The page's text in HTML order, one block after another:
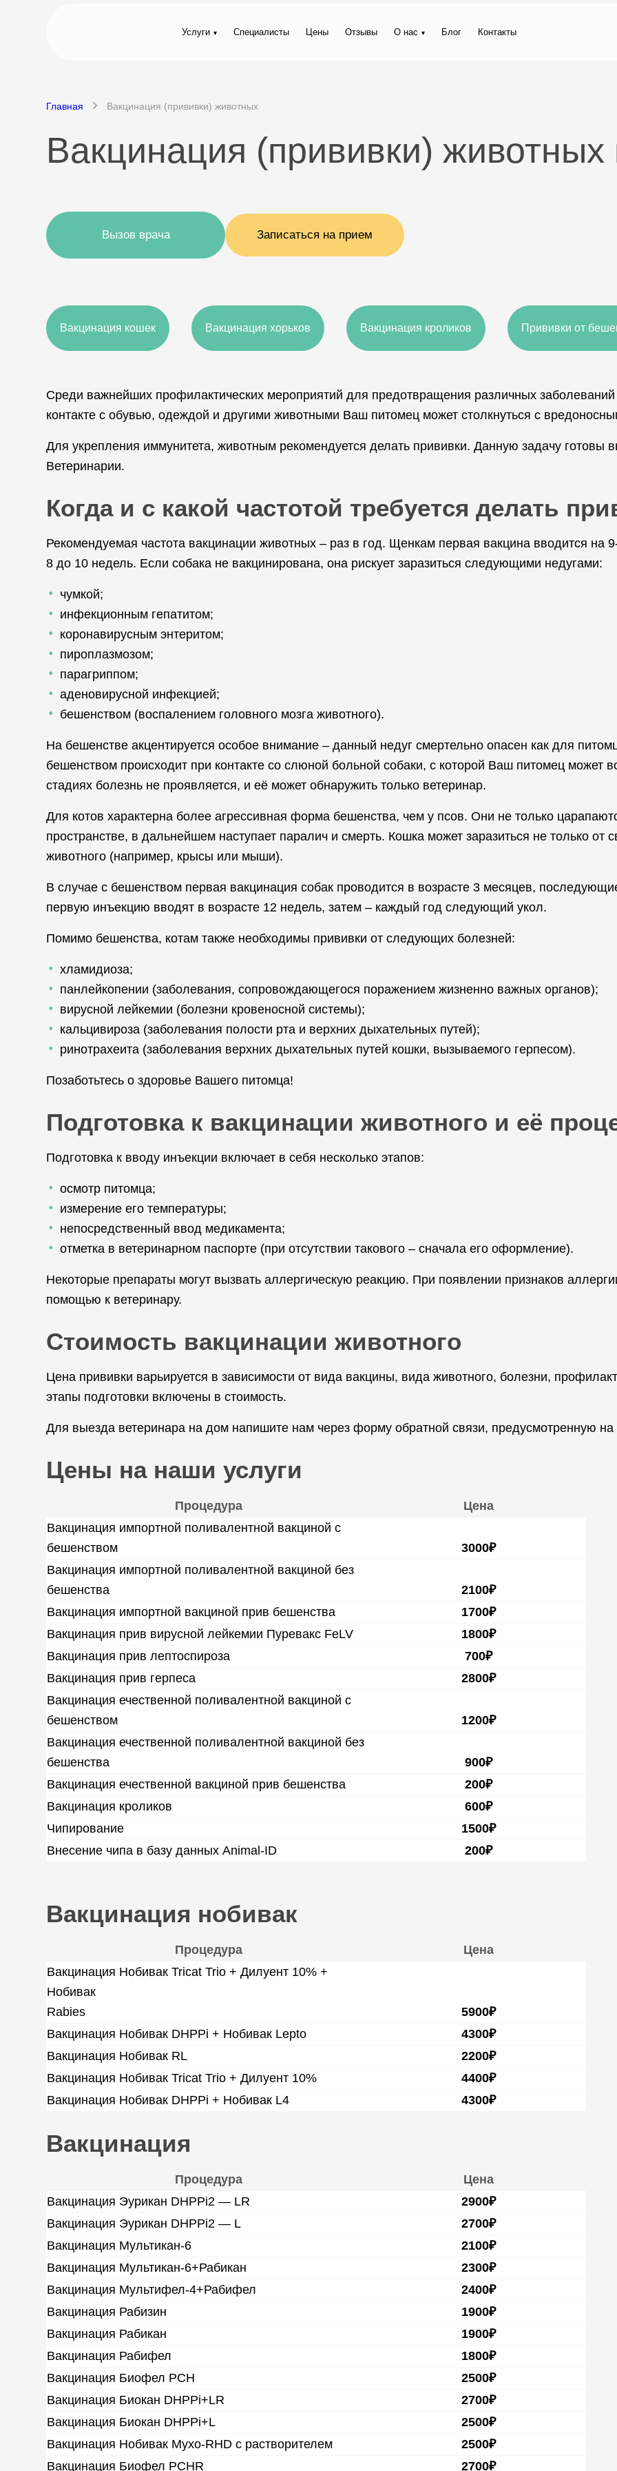
Услуги Специалисты Цены Отзывы О нас Блог Контакты
Главная Вакцинация (прививки) животных
Вакцинация (прививки)
Вызов врача Записаться на прием
Вакцинация кошек Вакцинация хорьков Вакцинация кроликов Прививки от
Среди важнейших профилактических мероприятий для предотвращения различных
контакте с обувью, одеждой и другими животными Ваш питомец может столкнуться с
Для укрепления иммунитета, животным рекомендуется делать прививки. Данную задачу
Ветеринарии.
Когда и с какой частотой требуется делать
Рекомендуемая частота вакцинации животных – раз в год. Щенкам первая вакцина вводится на
8 до 10 недель. Если собака не вакцинирована, она рискует заразиться следующими недугами:
чумкой;
инфекционным гепатитом;
коронавирусным энтеритом;
пироплазмозом;
парагриппом;
аденовирусной инфекцией;
бешенством (воспалением головного мозга животного).
На бешенстве акцентируется особое внимание – данный недуг смертельно опасен как для
бешенством происходит при контакте со слюной больной собаки, с которой Ваш питомец может
стадиях болезнь не проявляется, и её может обнаружить только ветеринар.
Для котов характерна более агрессивная форма бешенства, чем у псов. Они не только
пространстве, в дальнейшем наступает паралич и смерть. Кошка может заразиться не только от
животного (например, крысы или мыши).
В случае с бешенством первая вакцинация собак проводится в возрасте 3 месяцев,
первую инъекцию вводят в возрасте 12 недель, затем – каждый год следующий укол.
Помимо бешенства, котам также необходимы прививки от следующих болезней:
хламидиоза;
панлейкопении (заболевания, сопровождающегося поражением жизненно важных органов);
вирусной лейкемии (болезни кровеносной системы);
кальцивироза (заболевания полости рта и верхних дыхательных путей);
ринотрахеита (заболевания верхних дыхательных путей кошки, вызываемого герпесом).
Позаботьтесь о здоровье Вашего питомца!
Подготовка к вакцинации животного и её
Подготовка к вводу инъекции включает в себя несколько этапов:
осмотр питомца;
измерение его температуры;
непосредственный ввод медикамента;
отметка в ветеринарном паспорте (при отсутствии такового – сначала его оформление).
Некоторые препараты могут вызвать аллергическую реакцию. При появлении признаков
помощью к ветеринару.
Стоимость вакцинации животного
Цена прививки варьируется в зависимости от вида вакцины, вида животного, болезни,
этапы подготовки включены в стоимость.
Для выезда ветеринара на дом напишите нам через форму обратной связи, предусмотренную на
Цены на наши услуги
Процедура
Цена
Вакцинация импортной поливалентной вакциной с
бешенством
3000₽
Вакцинация импортной поливалентной вакциной без
бешенства
2100₽
Вакцинация импортной вакциной прив бешенства
1700₽
Вакцинация прив вирусной лейкемии Пуревакс FeLV
1800₽
Вакцинация прив лептоспироза
700₽
Вакцинация прив герпеса
2800₽
Вакцинация ечественной поливалентной вакциной с
бешенством
1200₽
Вакцинация ечественной поливалентной вакциной без
бешенства
900₽
Вакцинация ечественной вакциной прив бешенства
200₽
Вакцинация кроликов
600₽
Чипирование
1500₽
Внесение чипа в базу данных Animal-ID
200₽
Вакцинация нобивак
Процедура
Цена
Вакцинация Нобивак Tricat Trio + Дилуент 10% +
Нобивак
Rabies
5900₽
Вакцинация Нобивак DHPPi + Нобивак Lepto
4300₽
Вакцинация Нобивак RL
2200₽
Вакцинация Нобивак Tricat Trio + Дилуент 10%
4400₽
Вакцинация Нобивак DHPPi + Нобивак L4
4300₽
Вакцинация
Процедура
Цена
Вакцинация Эурикан DHPPi2 — LR
2900₽
Вакцинация Эурикан DHPPi2 — L
2700₽
Вакцинация Мультикан-6
2100₽
Вакцинация Мультикан-6+Рабикан
2300₽
Вакцинация Мультифел-4+Рабифел
2400₽
Вакцинация Рабизин
1900₽
Вакцинация Рабикан
1900₽
Вакцинация Рабифел
1800₽
Вакцинация Биофел PCH
2500₽
Вакцинация Биокан DHPPi+LR
2700₽
Вакцинация Биокан DHPPi+L
2500₽
Вакцинация Нобивак Myxo-RHD с растворителем
2500₽
Вакцинация Биофел PCHR
2700₽